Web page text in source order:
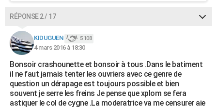
RÉPONSE 2 / 17
KIDUGUEN 5 108
4 mars 2016 à 18:30
Bonsoir crashounette et bonsoir à tous .Dans le batiment
il ne faut jamais tenter les ouvriers avec ce genre de
question un dérapage est toujours possible et bien
souvent je serre les freins Je pense que xplom se fera
astiquer le col de cygne .La moderatrice va me censurer aie